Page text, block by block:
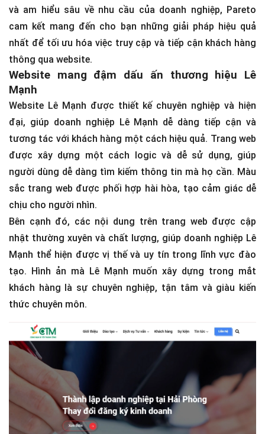
và am hiểu sâu về nhu cầu của doanh nghiệp, Pareto
cam kết mang đến cho bạn những giải pháp hiệu quả
nhất để tối ưu hóa việc truy cập và tiếp cận khách hàng
thông qua website.
Website mang đậm dấu ấn thương hiệu Lê
Mạnh
Website Lê Mạnh được thiết kế chuyên nghiệp và hiện
đại, giúp doanh nghiệp Lê Mạnh dễ dàng tiếp cận và
tương tác với khách hàng một cách hiệu quả. Trang web
được xây dựng một cách logic và dễ sử dụng, giúp
người dùng dễ dàng tìm kiếm thông tin mà họ cần. Màu
sắc trang web được phối hợp hài hòa, tạo cảm giác dễ
chịu cho người nhìn.
Bên cạnh đó, các nội dung trên trang web được cập
nhật thường xuyên và chất lượng, giúp doanh nghiệp Lê
Mạnh thể hiện được vị thế và uy tín trong lĩnh vực đào
tạo. Hình ản mà Lê Mạnh muốn xây dựng trong mắt
khách hàng là sự chuyên nghiệp, tận tâm và giàu kiến
thức chuyên môn.